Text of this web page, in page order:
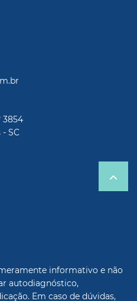
3854
SC
informativo e não
autodiagnóstico,
Em caso de dúvidas,